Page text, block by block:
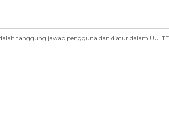
tanggung jawab pengguna dan diatur dalam UU ITE